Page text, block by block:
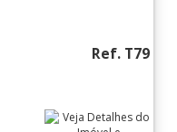
Ref. T79